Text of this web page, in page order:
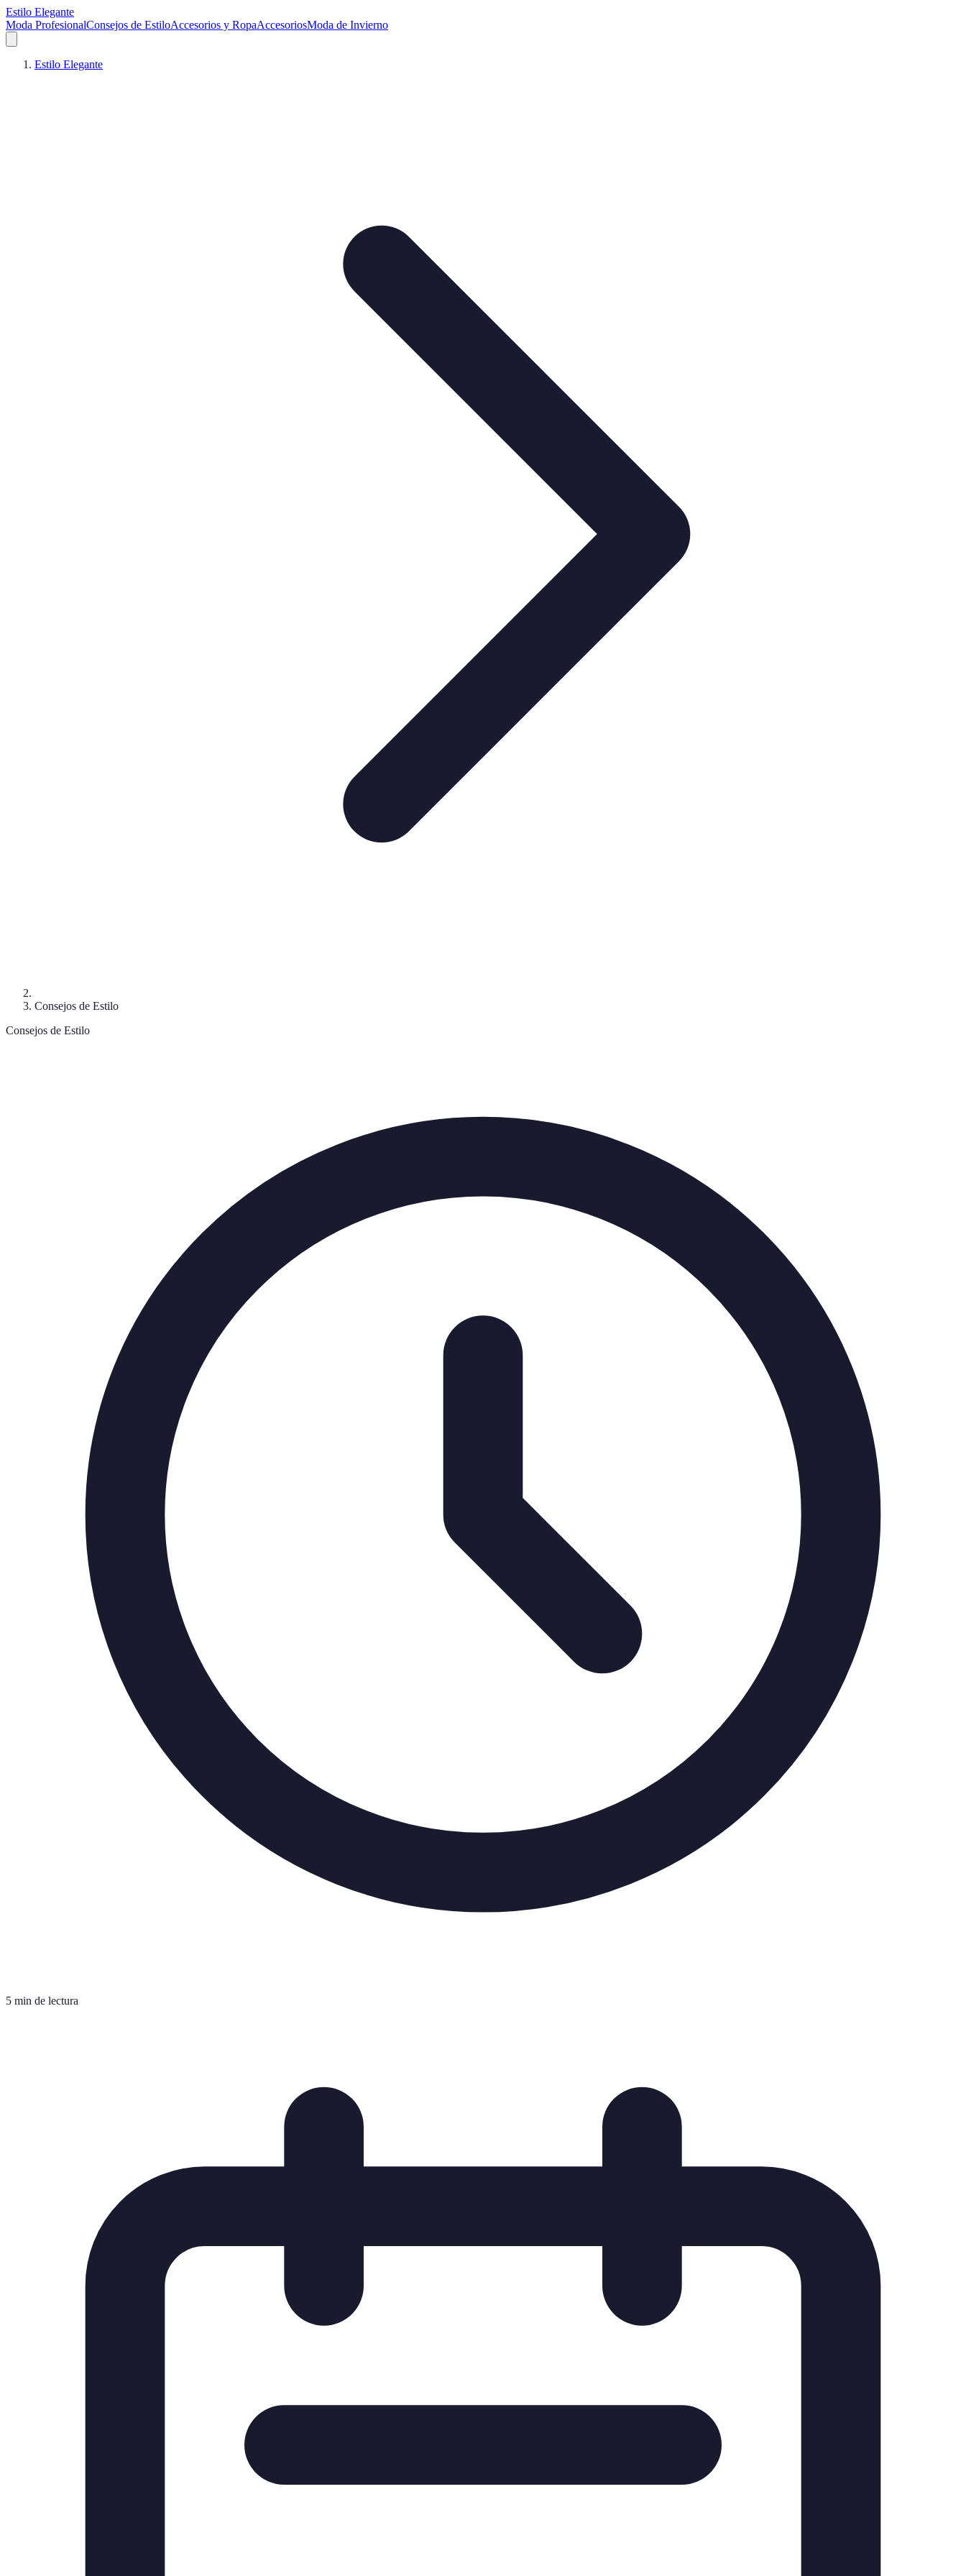
Estilo Elegante
Moda ProfesionalConsejos de EstiloAccesorios y RopaAccesoriosModa de Invierno
Estilo Elegante
Consejos de Estilo
Consejos de Estilo
5 min de lectura